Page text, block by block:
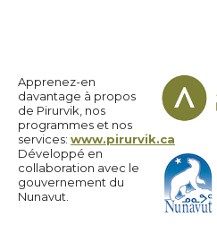
Apprenez-en
davantage à propos
de Pirurvik, nos
programmes et nos
services: www.pirurvik.ca
Développé en
collaboration avec le
gouvernement du
Nunavut.